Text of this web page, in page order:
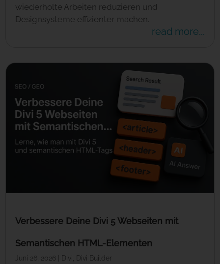
wiederholte Arbeiten reduzieren und
Designsysteme effizienter machen.
read more...
Verbessere Deine Divi 5 Webseiten mit
Semantischen HTML-Elementen
Juni 26, 2026 Divi Divi Builder